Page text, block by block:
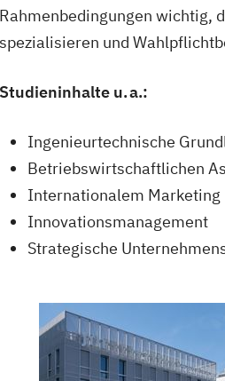
Rahmenbedingungen wichtig,
spezialisieren und
Studieninhalte u. a.:
Ingenieurtechnische
Betriebswirtschaftlichen
Internationalem Marketing
Innovationsmanagement
Strategische